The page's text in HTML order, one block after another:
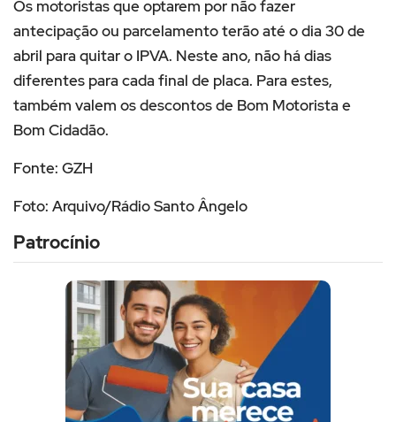
Os motoristas que optarem por não fazer
antecipação ou parcelamento terão até o dia 30 de
abril para quitar o IPVA. Neste ano, não há dias
diferentes para cada final de placa. Para estes,
também valem os descontos de Bom Motorista e
Bom Cidadão.
Fonte: GZH
Foto: Arquivo/Rádio Santo Ângelo
Patrocínio